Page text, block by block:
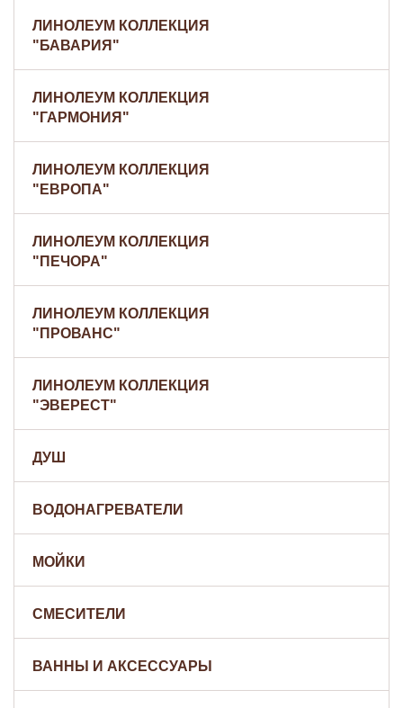
ЛИНОЛЕУМ КОЛЛЕКЦИЯ
"БАВАРИЯ"
ЛИНОЛЕУМ КОЛЛЕКЦИЯ
"ГАРМОНИЯ"
ЛИНОЛЕУМ КОЛЛЕКЦИЯ
"ЕВРОПА"
ЛИНОЛЕУМ КОЛЛЕКЦИЯ
"ПЕЧОРА"
ЛИНОЛЕУМ КОЛЛЕКЦИЯ
"ПРОВАНС"
ЛИНОЛЕУМ КОЛЛЕКЦИЯ
"ЭВЕРЕСТ"
ДУШ
ВОДОНАГРЕВАТЕЛИ
МОЙКИ
СМЕСИТЕЛИ
ВАННЫ И АКСЕССУАРЫ